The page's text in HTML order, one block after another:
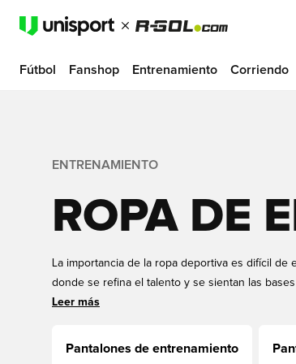
Fútbol Fanshop Entrenamiento Corriendo
ENTRENAMIENTO
ROPA DE
La importancia de la ropa deportiva es difícil
donde se refina el talento y se sientan las
combate y, por supuesto, debe tener el equipo
más. Encontrará ropa de entrenamiento que se
Leer más
Pantalones de entrenamiento